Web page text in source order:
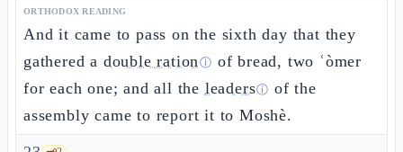
ORTHODOX READING
And it came to pass on the sixth day that they
gathered a double rationⓘ of bread, two ʿòmer
for each one; and all the leadersⓘ of the
assembly came to report it to Moshè.